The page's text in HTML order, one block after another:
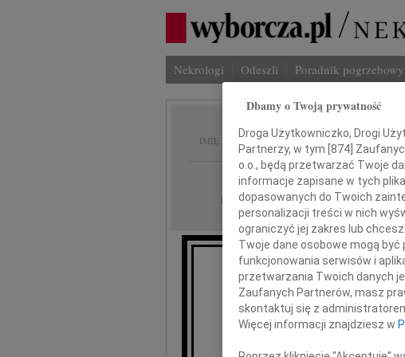
Nekrologi Odeszli Poradnik pogrzebowy
IMIĘ I NAZWISKO: Lucjan
REGION: Warszawa
DATA EMISJI: 24.04.2026
Dbamy o Twoją prywatność
Droga Użytkowniczko, Drogi
Partnerzy, w tym [874]
o.o., będą przetwarzać Twoje
informacje zapisane w tych
dopasowanych do Twoich
personalizacji treści w nich
ograniczyć jej zakres lub
Twoje dane osobowe mogą
funkcjonowania serwisów i
przetwarzania Twoich danych
Zaufanych Partnerów, masz
skontaktuj się z
Więcej informacji znajdziesz w